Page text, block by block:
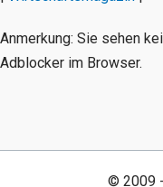
Anmerkung: Sie sehen
Adblocker im Browser.
© 2009